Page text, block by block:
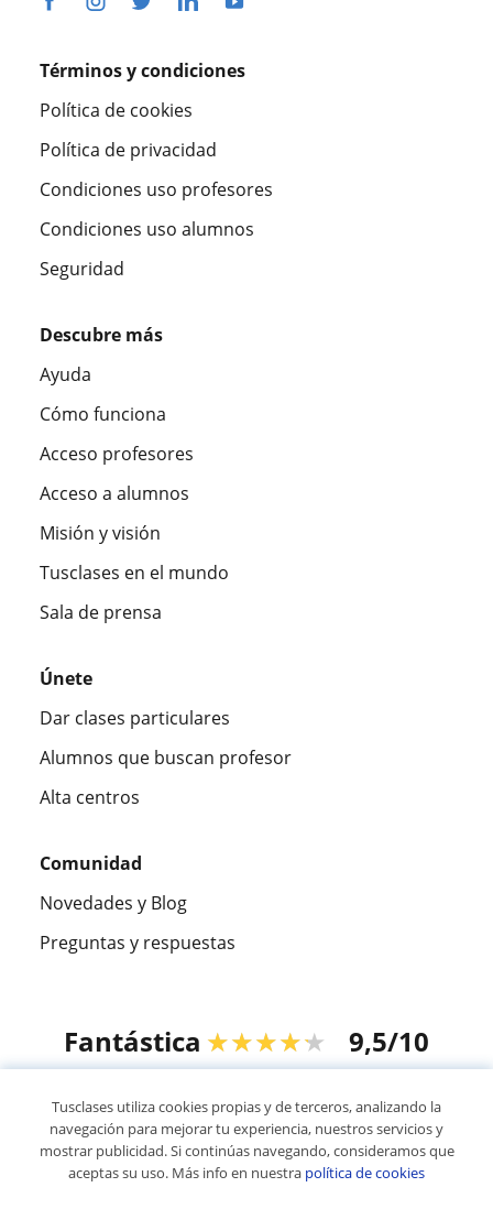
Términos y condiciones
Política de cookies
Política de privacidad
Condiciones uso profesores
Condiciones uso alumnos
Seguridad
Descubre más
Ayuda
Cómo funciona
Acceso profesores
Acceso a alumnos
Misión y visión
Tusclases en el mundo
Sala de prensa
Únete
Dar clases particulares
Alumnos que buscan profesor
Alta centros
Comunidad
Novedades y Blog
Preguntas y respuestas
Fantástica ★★★★★ 9,5/10
© 2007 - 2026 Tusclases.co
Tusclases utiliza cookies propias y de terceros, analizando la
navegación para mejorar tu experiencia, nuestros servicios y
mostrar publicidad. Si continúas navegando, consideramos que
aceptas su uso. Más info en nuestra política de cookies